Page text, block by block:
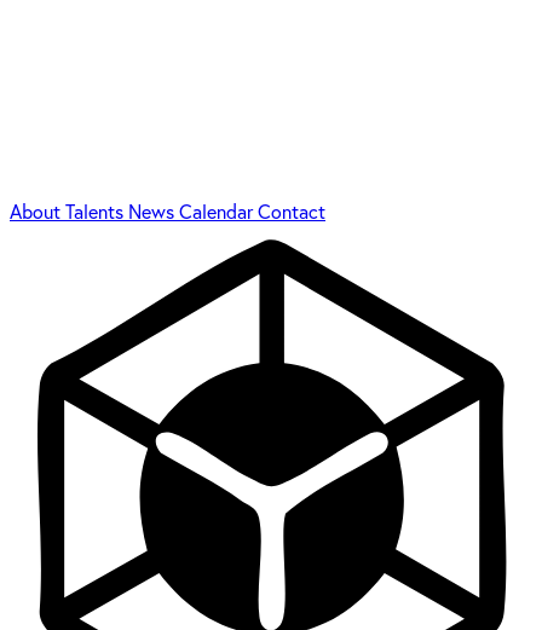
AboutTalents NewsCalendarContact